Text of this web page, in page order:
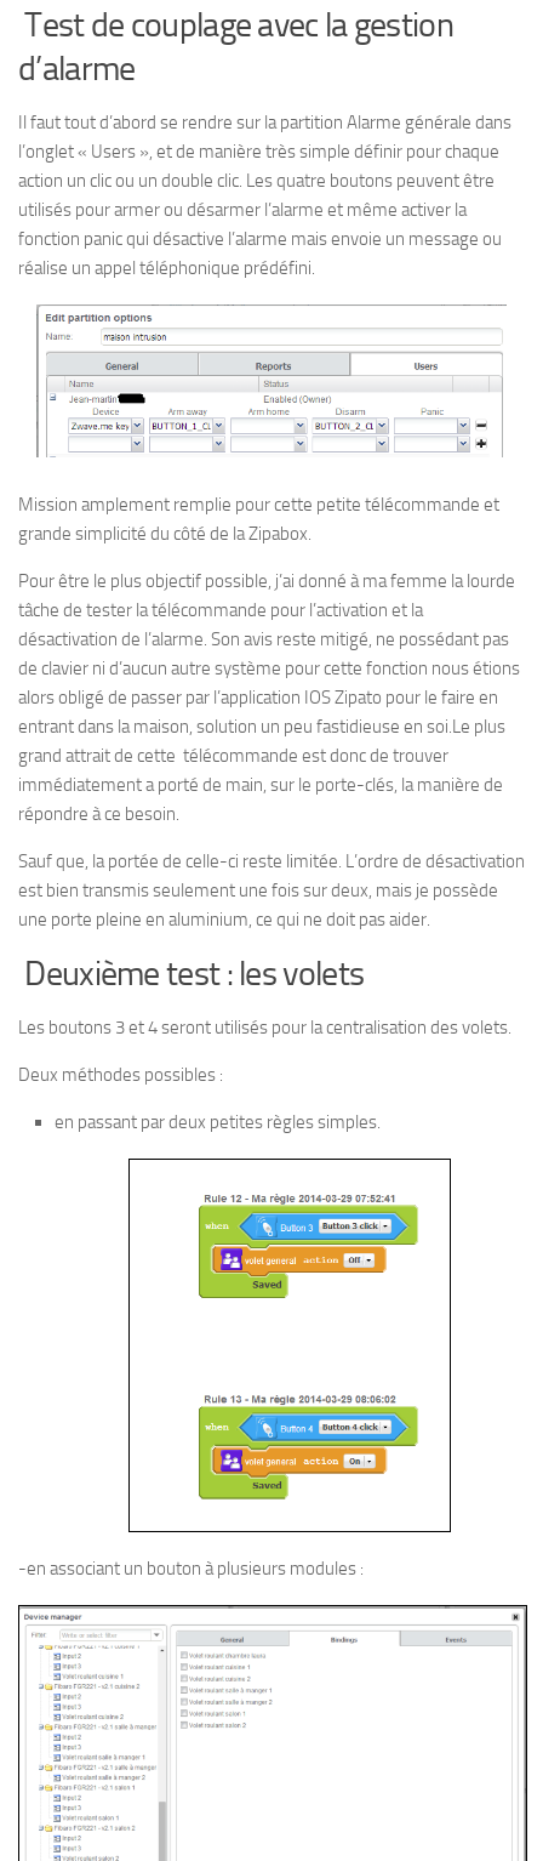
Test de couplage avec la gestion
d’alarme
Il faut tout d’abord se rendre sur la partition Alarme générale dans
l’onglet « Users », et de manière très simple définir pour chaque
action un clic ou un double clic. Les quatre boutons peuvent être
utilisés pour armer ou désarmer l’alarme et même activer la
fonction panic qui désactive l’alarme mais envoie un message ou
réalise un appel téléphonique prédéfini.
Mission amplement remplie pour cette petite télécommande et
grande simplicité du côté de la Zipabox.
Pour être le plus objectif possible, j’ai donné à ma femme la lourde
tâche de tester la télécommande pour l’activation et la
désactivation de l’alarme. Son avis reste mitigé, ne possédant pas
de clavier ni d’aucun autre système pour cette fonction nous étions
alors obligé de passer par l’application IOS Zipato pour le faire en
entrant dans la maison, solution un peu fastidieuse en soi.Le plus
grand attrait de cette télécommande est donc de trouver
immédiatement a porté de main, sur le porte-clés, la manière de
répondre à ce besoin.
Sauf que, la portée de celle-ci reste limitée. L’ordre de désactivation
est bien transmis seulement une fois sur deux, mais je possède
une porte pleine en aluminium, ce qui ne doit pas aider.
Deuxième test : les volets
Les boutons 3 et 4 seront utilisés pour la centralisation des volets.
Deux méthodes possibles :
en passant par deux petites règles simples.
-en associant un bouton à plusieurs modules :